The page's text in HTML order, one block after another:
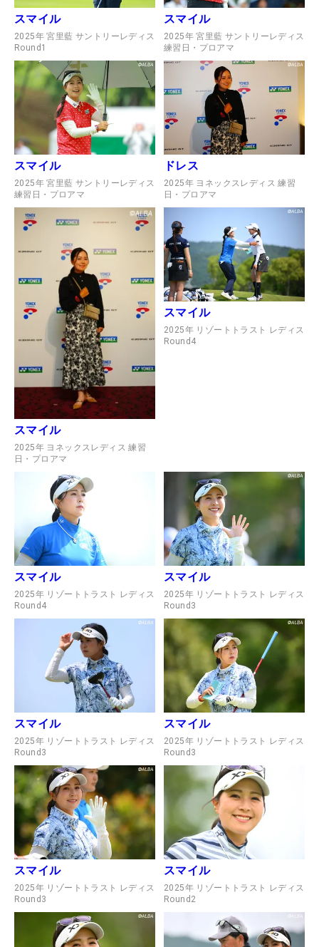
スマイル
2025年 宮里藍 サントリーレディス
Round1
スマイル
2025年 宮里藍 サントリーレディス
練習日・プロアマ
スマイル
2025年 宮里藍 サントリーレディス
練習日・プロアマ
ドレス
2025年 ヨネックスレディス 練習
日・プロアマ
スマイル
2025年 ヨネックスレディス 練習
日・プロアマ
スマイル
2025年 リゾートトラスト レディス
Round4
スマイル
2025年 リゾートトラスト レディス
Round4
スマイル
2025年 リゾートトラスト レディス
Round3
スマイル
2025年 リゾートトラスト レディス
Round3
スマイル
2025年 リゾートトラスト レディス
Round3
スマイル
2025年 リゾートトラスト レディス
Round3
スマイル
2025年 リゾートトラスト レディス
Round2